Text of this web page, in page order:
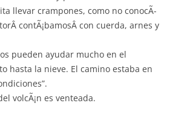
llevar crampones, como no conocÃ­
contÃ¡bamosÂ con cuerda, arnes y
pueden ayudar mucho en el
hasta la nieve. El camino estaba en
volcÃ¡n es venteada.